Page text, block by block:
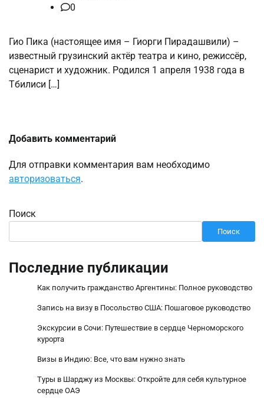
0
Гио Пика (настоящее имя – Гиорги Пирадашвили) –
известный грузинский актёр театра и кино, режиссёр,
сценарист и художник. Родился 1 апреля 1938 года в
Тбилиси […]
Добавить комментарий
Для отправки комментария вам необходимо
авторизоваться.
Поиск
Поиск
Последние публикации
Как получить гражданство Аргентины: Полное руководство
Запись на визу в Посольство США: Пошаговое руководство
Экскурсии в Сочи: Путешествие в сердце Черноморского
курорта
Визы в Индию: Все, что вам нужно знать
Туры в Шарджу из Москвы: Откройте для себя культурное
сердце ОАЭ